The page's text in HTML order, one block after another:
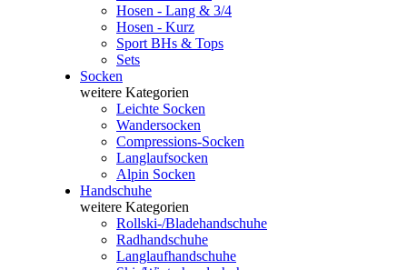
Hosen - Lang & 3/4
Hosen - Kurz
Sport BHs & Tops
Sets
Socken
weitere Kategorien
Leichte Socken
Wandersocken
Compressions-Socken
Langlaufsocken
Alpin Socken
Handschuhe
weitere Kategorien
Rollski-/Bladehandschuhe
Radhandschuhe
Langlaufhandschuhe